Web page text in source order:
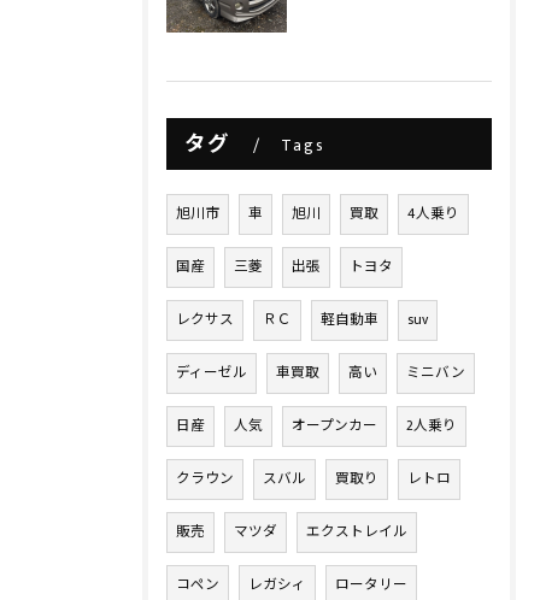
タグ Tags
旭川市 車 旭川 買取 4人乗り
国産 三菱 出張 トヨタ
レクサス ＲＣ 軽自動車 suv
ディーゼル 車買取 高い ミニバン
日産 人気 オープンカー 2人乗り
クラウン スバル 買取り レトロ
販売 マツダ エクストレイル
コペン レガシィ ロータリー